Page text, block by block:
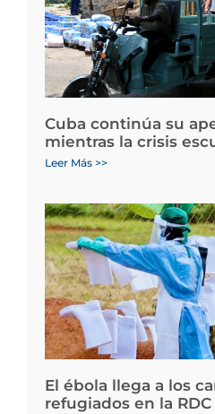
Cuba continúa su
mientras la crisis
Leer Más >>
El ébola llega a los
refugiados en la RDC